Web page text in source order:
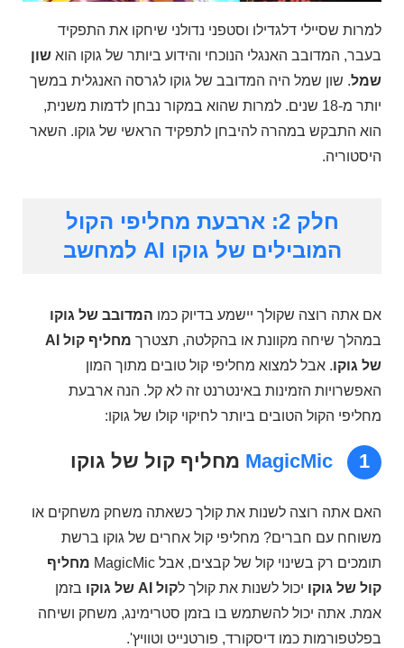
למרות שסיילי דלגדילו וסטפני נדולני שיחקו את התפקיד
בעבר, המדובב האנגלי הנוכחי והידוע ביותר של גוקו הוא שון
שמל. שון שמל היה המדובב של גוקו לגרסה האנגלית במשך
יותר מ-18 שנים. למרות שהוא במקור נבחן לדמות משנית,
הוא התבקש במהרה להיבחן לתפקיד הראשי של גוקו. השאר
היסטוריה.
חלק 2: ארבעת מחליפי הקול
המובילים של גוקו AI למחשב
אם אתה רוצה שקולך יישמע בדיוק כמו המדובב של גוקו
במהלך שיחה מקוונת או בהקלטה, תצטרך
מחליף קול AI
של גוקו. אבל למצוא מחליפי קול טובים מתוך המון
האפשרויות הזמינות באינטרנט זה לא קל. הנה ארבעת
מחליפי הקול הטובים ביותר לחיקוי קולו של גוקו:
1
MagicMic מחליף קול של גוקו
האם אתה רוצה לשנות את קולך כשאתה משחק משחקים או
משוחח עם חברים? מחליפי קול אחרים של גוקו ברשת
תומכים רק בשינוי קול של קבצים, אבל MagicMic
מחליף
קול של גוקו יכול לשנות את קולך לקול AI של גוקו
בזמן
אמת. אתה יכול להשתמש בו בזמן סטרימינג, משחק ושיחה
בפלטפורמות כמו דיסקורד, פורטנייט וטוויץ'.